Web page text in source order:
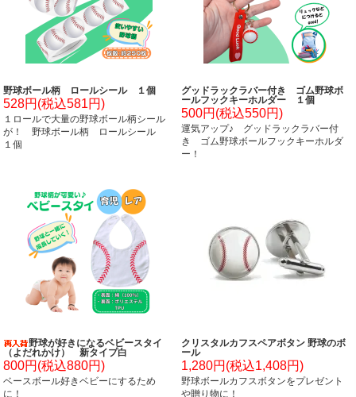
野球ボール柄 ロールシール １個
528円(税込581円)
１ロールで大量の野球ボール柄シール
が！ 野球ボール柄 ロールシール
１個
グッドラックラバー付き ゴム野球ボ
ールフックキーホルダー １個
500円(税込550円)
運気アップ♪ グッドラックラバー付
き ゴム野球ボールフックキーホルダ
ー！
野球が好きになるベビースタイ
（よだれかけ） 新タイプ白
800円(税込880円)
ベースボール好きベビーにするため
に！
クリスタルカフスペアボタン 野球のボ
ール
1,280円(税込1,408円)
野球ボールカフスボタンをプレゼント
や贈り物に！